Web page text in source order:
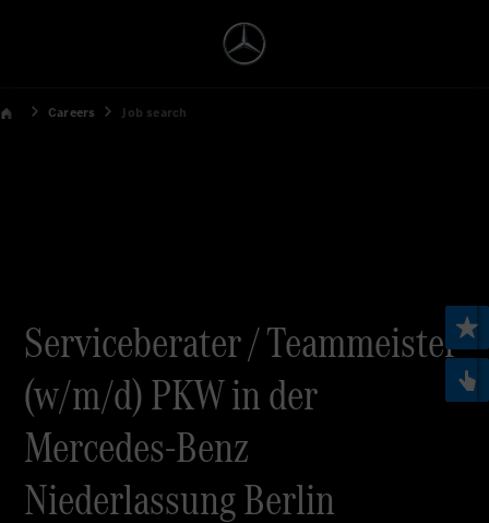
Careers Job search
Serviceberater / Teammeister
(w/m/d) PKW in der
Mercedes-Benz
Niederlassung Berlin